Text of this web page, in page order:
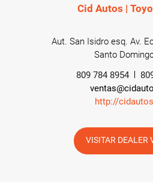
Cid Autos |
Aut. San Isidro esq. Av.
Santo
809 784 8954
http://
VISITAR DEALER